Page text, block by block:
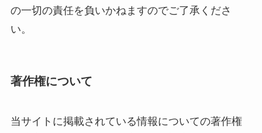
の一切の責任を負いかねますのでご了承くださ
い。
著作権について
当サイトに掲載されている情報についての著作権